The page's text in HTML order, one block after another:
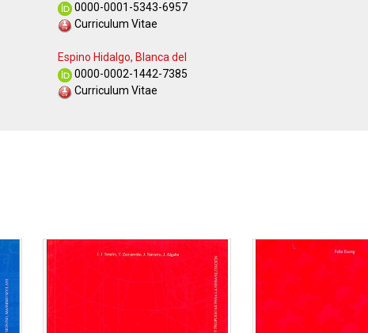
0000-0001-5343-6957
Curriculum Vitae
Espino Hidalgo, Blanca del
0000-0002-1442-7385
Curriculum Vitae